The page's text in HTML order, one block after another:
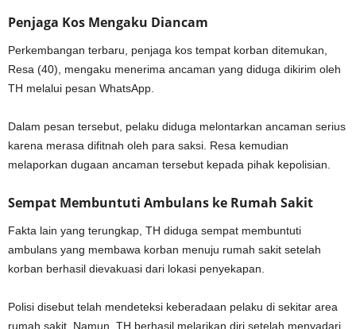
Penjaga Kos Mengaku Diancam
Perkembangan terbaru, penjaga kos tempat korban ditemukan,
Resa (40), mengaku menerima ancaman yang diduga dikirim oleh
TH melalui pesan WhatsApp.
Dalam pesan tersebut, pelaku diduga melontarkan ancaman serius
karena merasa difitnah oleh para saksi. Resa kemudian
melaporkan dugaan ancaman tersebut kepada pihak kepolisian.
Sempat Membuntuti Ambulans ke Rumah Sakit
Fakta lain yang terungkap, TH diduga sempat membuntuti
ambulans yang membawa korban menuju rumah sakit setelah
korban berhasil dievakuasi dari lokasi penyekapan.
Polisi disebut telah mendeteksi keberadaan pelaku di sekitar area
rumah sakit. Namun, TH berhasil melarikan diri setelah menyadari